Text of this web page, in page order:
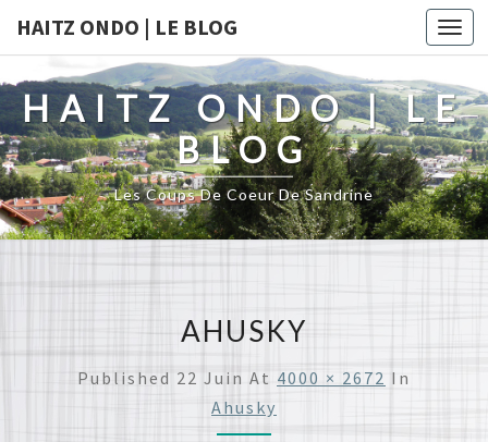
HAITZ ONDO | LE BLOG
HAITZ ONDO | LE
BLOG
Les Coups De Coeur De Sandrine
AHUSKY
Published 22 Juin At 4000 × 2672 In
Ahusky